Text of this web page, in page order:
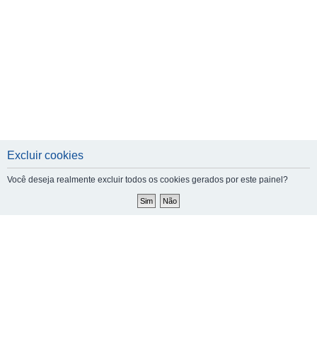
Excluir cookies
Você deseja realmente excluir todos os cookies gerados por este painel?